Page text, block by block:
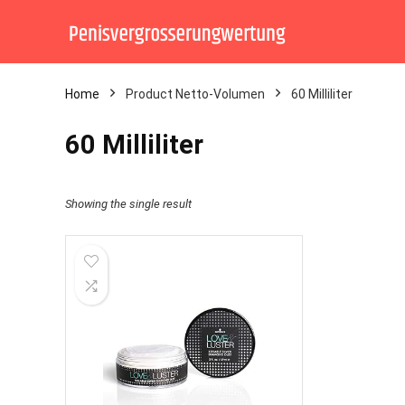
Home Product Netto-Volumen ‎60 Milliliter
‎60 Milliliter
Showing the single result